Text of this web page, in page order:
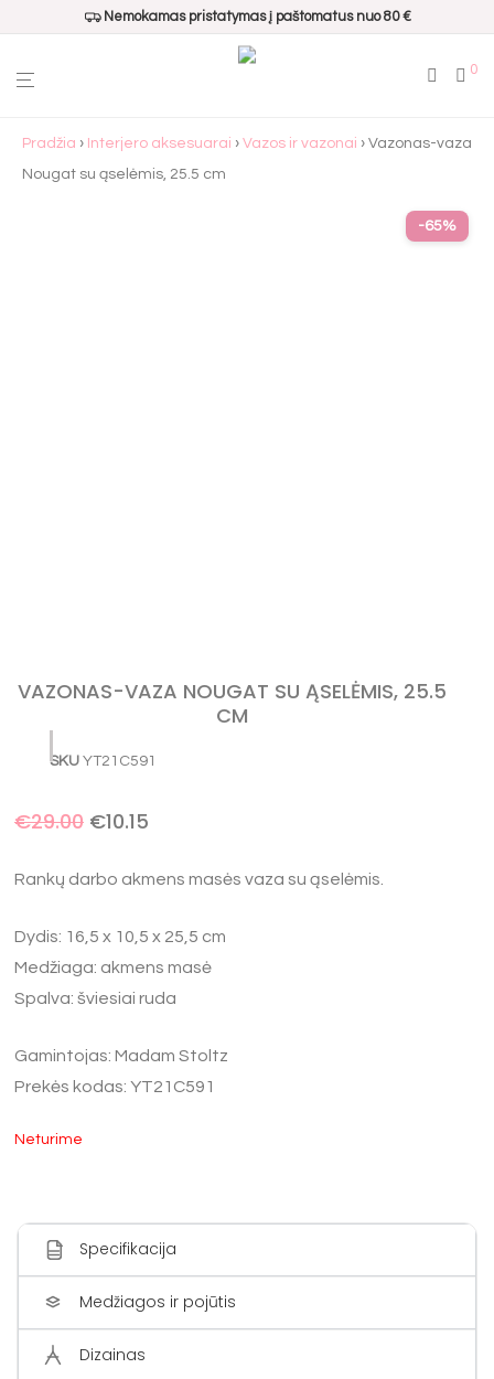
Nemokamas pristatymas į paštomatus nuo 80 €
0
Pradžia › Interjero aksesuarai › Vazos ir vazonai › Vazonas-vaza
Nougat su ąselėmis, 25.5 cm
-65%
VAZONAS-VAZA NOUGAT SU ĄSELĖMIS, 25.5
CM
SKU YT21C591
€29.00 €10.15
Rankų darbo akmens masės vaza su ąselėmis.
Dydis: 16,5 x 10,5 x 25,5 cm
Medžiaga: akmens masė
Spalva: šviesiai ruda
Gamintojas: Madam Stoltz
Prekės kodas: YT21C591
Neturime
Specifikacija
Medžiagos ir pojūtis
Dizainas